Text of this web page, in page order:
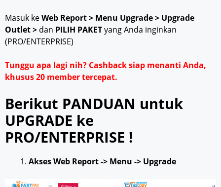
Masuk keWeb Report > Menu Upgrade > Upgrade
Outlet > dan PILIH PAKETyang Anda inginkan
(PRO/ENTERPRISE)
Tunggu apa lagi nih? Cashback siap menanti Anda,
khusus 20 member tercepat.
Berikut PANDUAN untuk
UPGRADE ke
PRO/ENTERPRISE !
Akses Web Report -> Menu -> Upgrade